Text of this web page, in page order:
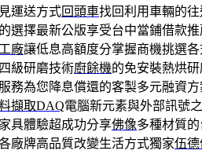
運送方式回頭車找回利用車輛的
選擇最新公版享受台中當鋪借款推
廠讓低息高額度分掌握商機挑選
級研磨技術廚餘機的免安裝熱烘
務為您降息償還的客製多元融資方
擷取DAQ電腦新元素與外部訊號
具體驗超成功分享佛像多種材質
廠牌高品質改變生活方式獨家伍